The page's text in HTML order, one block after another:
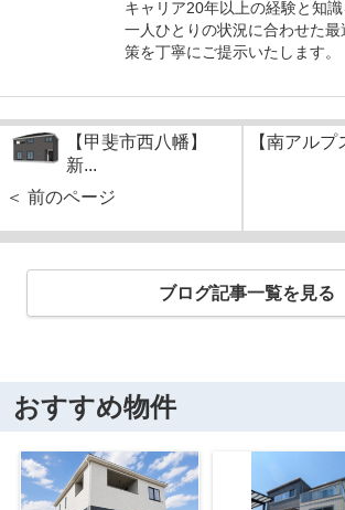
キャリア20年以上の経験と知
一人ひとりの状況に合わせた
策を丁寧にご提示いたします。
【甲斐市西八幡】
新...
＜ 前のページ
【南アル
ブログ記事一覧を見る
おすすめ物件